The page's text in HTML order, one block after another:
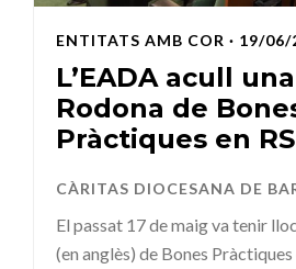
ENTITATS AMB COR · 19/06/
L’EADA acull
Rodona de
Pràctiques en
CÀRITAS DIOCESANA DE
El passat 17 de maig va tenir
(en anglès) de Bones Pràctiques